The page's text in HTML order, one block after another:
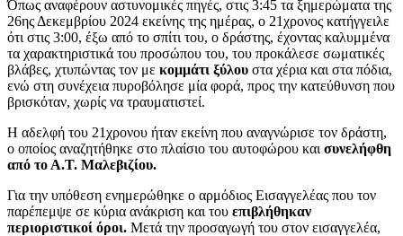
Όπως αναφέρουν αστυνομικές πηγές, στις 3:45 τα ξημερώματα της
26ης Δεκεμβρίου 2024 εκείνης της ημέρας, ο 21χρονος κατήγγειλε
ότι στις 3:00, έξω από το σπίτι του, ο δράστης, έχοντας καλυμμένα
τα χαρακτηριστικά του προσώπου του, του προκάλεσε σωματικές
βλάβες, χτυπώντας τον με κομμάτι ξύλου στα χέρια και στα πόδια,
ενώ στη συνέχεια πυροβόλησε μία φορά, προς την κατεύθυνση που
βρισκόταν, χωρίς να τραυματιστεί.
Η αδελφή του 21χρονου ήταν εκείνη που αναγνώρισε τον δράστη,
ο οποίος αναζητήθηκε στο πλαίσιο του αυτοφώρου και συνελήφθη
από το Α.Τ. Μαλεβιζίου.
Για την υπόθεση ενημερώθηκε ο αρμόδιος Εισαγγελέας που τον
παρέπεμψε σε κύρια ανάκριση και του επιβλήθηκαν
περιοριστικοί όροι. Μετά την προσαγωγή του στον εισαγγελέα,